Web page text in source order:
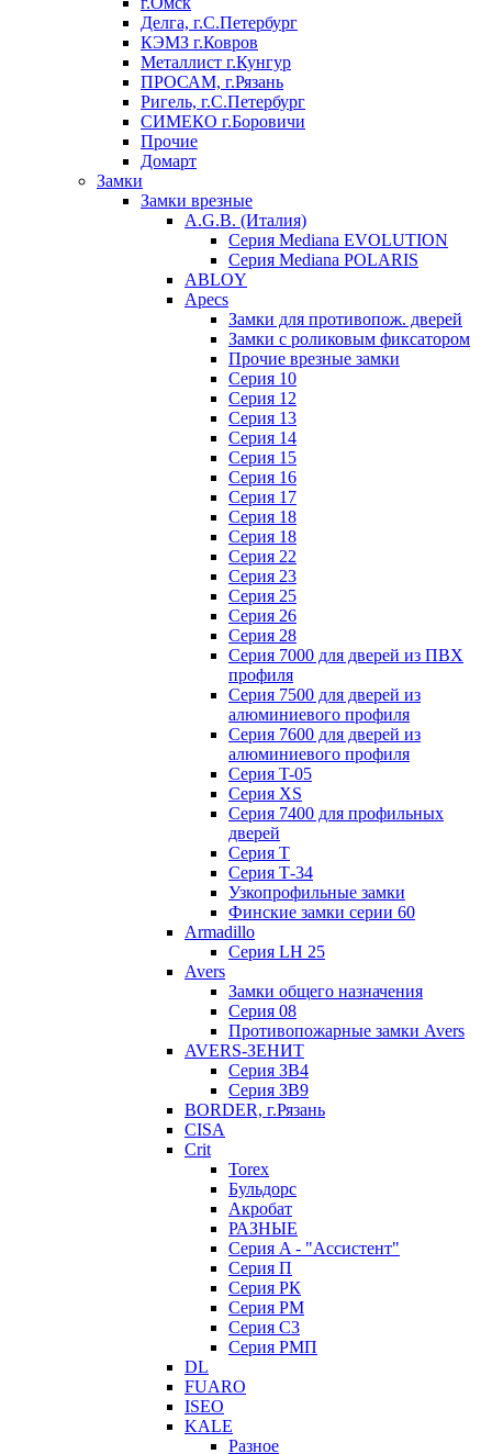
Делга, г.С.Петербург
КЭМЗ г.Ковров
Металлист г.Кунгур
ПРОСАМ, г.Рязань
Ригель, г.С.Петербург
СИМЕКО г.Боровичи
Прочие
Домарт
Замки
Замки врезные
A.G.B. (Италия)
Серия Mediana EVOLUTION
Серия Mediana POLARIS
ABLOY
Apecs
Замки для противопож. дверей
Замки с роликовым фиксатором
Прочие врезные замки
Серия 10
Серия 12
Серия 13
Серия 14
Серия 15
Серия 16
Серия 17
Серия 18
Серия 18
Серия 22
Серия 23
Серия 25
Серия 26
Серия 28
Серия 7000 для дверей из ПВХ
профиля
Серия 7500 для дверей из
алюминиевого профиля
Серия 7600 для дверей из
алюминиевого профиля
Серия T-05
Серия XS
Серия 7400 для профильных
дверей
Серия Т
Серия Т-34
Узкопрофильные замки
Финские замки серии 60
Armadillo
Серия LH 25
Avers
Замки общего назначения
Серия 08
Противопожарные замки Avers
AVERS-ЗЕНИТ
Серия ЗВ4
Серия ЗВ9
BORDER, г.Рязань
CISA
Crit
Torex
Бульдорс
Акробат
РАЗНЫЕ
Серия A - "Ассистент"
Серия П
Серия РК
Серия РМ
Серия С3
Серия РМП
DL
FUARO
ISEO
KALE
Разное